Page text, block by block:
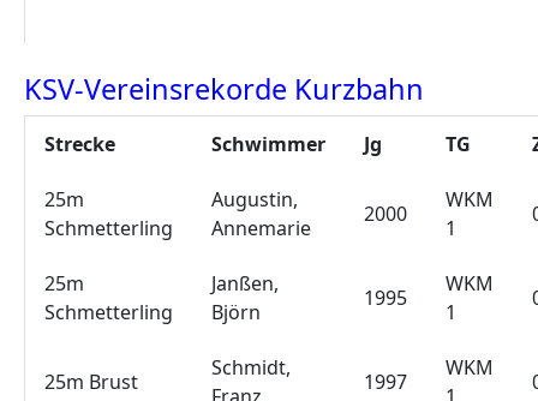
KSV-Vereinsrekorde Kurzbahn
Strecke Schwimmer Jg TG
25m
Schmetterling
Augustin,
Annemarie
2000
WKM
1
25m
Schmetterling
Janßen,
Björn
1995
WKM
1
25m Brust
Schmidt,
1997
WKM